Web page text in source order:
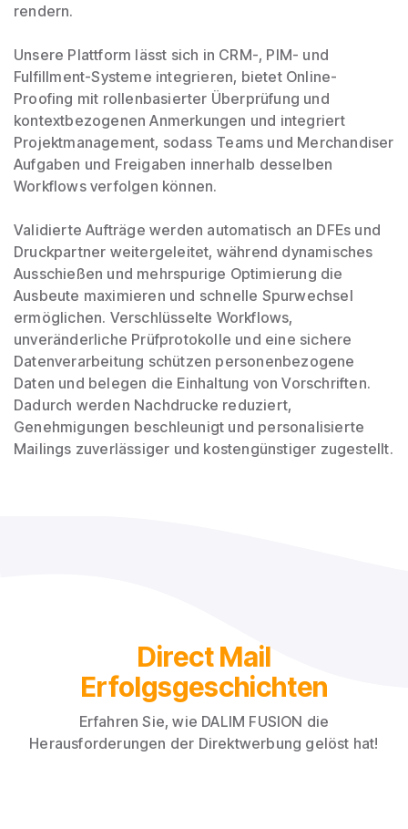
rendern.
Unsere Plattform lässt sich in CRM-, PIM- und
Fulfillment-Systeme integrieren, bietet Online-
Proofing mit rollenbasierter Überprüfung und
kontextbezogenen Anmerkungen und integriert
Projektmanagement, sodass Teams und Merchandiser
Aufgaben und Freigaben innerhalb desselben
Workflows verfolgen können.
Validierte Aufträge werden automatisch an DFEs und
Druckpartner weitergeleitet, während dynamisches
Ausschießen und mehrspurige Optimierung die
Ausbeute maximieren und schnelle Spurwechsel
ermöglichen. Verschlüsselte Workflows,
unveränderliche Prüfprotokolle und eine sichere
Datenverarbeitung schützen personenbezogene
Daten und belegen die Einhaltung von Vorschriften.
Dadurch werden Nachdrucke reduziert,
Genehmigungen beschleunigt und personalisierte
Mailings zuverlässiger und kostengünstiger zugestellt.
Direct Mail
Erfolgsgeschichten
Erfahren Sie, wie DALIM FUSION die
Herausforderungen der Direktwerbung gelöst hat!